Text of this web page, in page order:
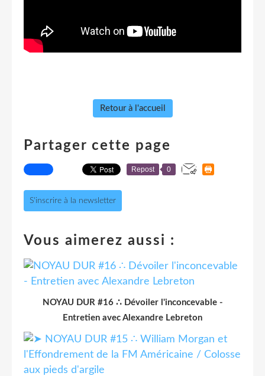
Retour à l'accueil
Partager cette page
Repost 0
S'inscrire à la newsletter
Vous aimerez aussi :
NOYAU DUR #16 ∴ Dévoiler l'inconcevable -
Entretien avec Alexandre Lebreton